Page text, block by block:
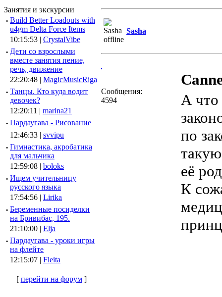
Занятия и экскурсии
· Build Better Loadouts with
u4gm Delta Force Items
10:15:53 | CrystalVibe
· Дети со взрослыми
вместе занятия пение,
речь, движение
22:20:48 | MagicMusicRiga
· Танцы. Кто куда водит
девочек?
12:20:11 | marina21
· Пардаугава - Рисование
12:46:33 | svvipu
· Гимнастика, акробатика
для мальчика
12:59:08 | boloks
· Ищем учительницу
русского языка
17:54:56 | Lirika
· Беременные посиделки
на Бривибас, 195.
21:10:00 | Elja
· Пардаугава - уроки игры
на флейте
12:15:07 | Fleita
[ перейти на форум]
Sasha
Сообщения:
4594
А что
по
её
К